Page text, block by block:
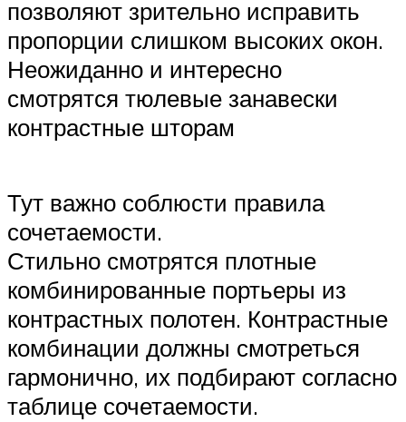
позволяют зрительно исправить
пропорции слишком высоких окон.
Неожиданно и интересно
смотрятся тюлевые занавески
контрастные шторам
Тут важно соблюсти правила
сочетаемости.
Стильно смотрятся плотные
комбинированные портьеры из
контрастных полотен. Контрастные
комбинации должны смотреться
гармонично, их подбирают согласно
таблице сочетаемости.